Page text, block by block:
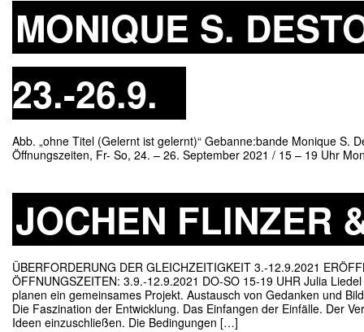
MONIQUE S.
23.-26.9.
Abb. „ohne Titel (Gelernt ist gelernt)“ Gebanne:bande Monique S.
Öffnungszeiten, Fr- So, 24. – 26. September 2021 / 15 – 19 Uhr
JOCHEN FLINZER
ÜBERFORDERUNG DER GLEICHZEITIGKEIT 3.-12.9.2021
ÖFFNUNGSZEITEN: 3.9.-12.9.2021 DO-SO 15-19 UHR Julia
planen ein gemeinsames Projekt. Austausch von Gedanken und
Die Faszination der Entwicklung. Das Einfangen der Einfälle. Der
Ideen einzuschließen. Die Bedingungen […]